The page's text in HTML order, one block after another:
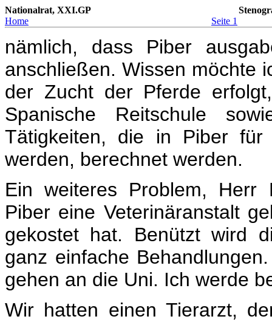
Nationalrat, XXI.GP
Home
Seite 1
nämlich, dass Piber
anschließen. Wissen möchte
der Zucht der Pferde
Spanische Reitschule
Tätigkeiten, die in Piber für
werden, berechnet werden.
Ein weiteres Problem, Herr
Piber eine Veterinäranstalt
gekostet hat. Benützt wird
ganz einfache
gehen an die Uni. Ich werde
Wir hatten einen Tierarzt,